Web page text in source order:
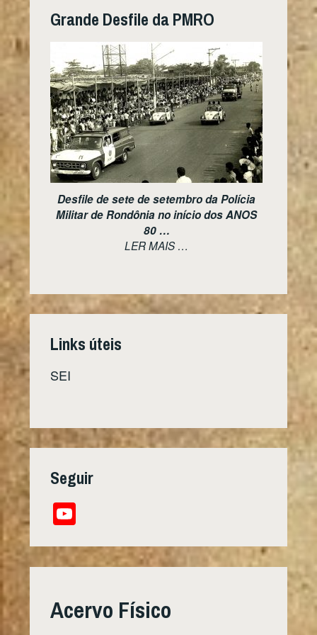
m
Grande Desfile da PMRO
Desfile de sete de setembro da Polícia
Militar de Rondônia no início dos ANOS
80 …
LER MAIS …
Links úteis
SEI
Seguir
Acervo Físico